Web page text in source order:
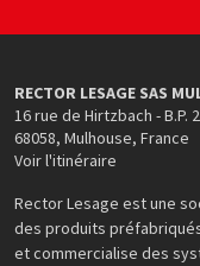
RECTOR LESAGE SAS
16 rue de Hirtzbach - B.P.
68058, Mulhouse, France
Voir l'itinéraire
Rector Lesage est une
des produits
et commercialise des